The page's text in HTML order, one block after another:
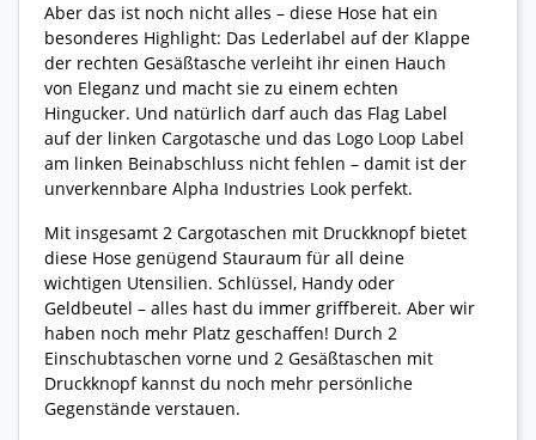
Aber das ist noch nicht alles – diese Hose hat ein
besonderes Highlight: Das Lederlabel auf der Klappe
der rechten Gesäßtasche verleiht ihr einen Hauch
von Eleganz und macht sie zu einem echten
Hingucker. Und natürlich darf auch das Flag Label
auf der linken Cargotasche und das Logo Loop Label
am linken Beinabschluss nicht fehlen – damit ist der
unverkennbare Alpha Industries Look perfekt.
Mit insgesamt 2 Cargotaschen mit Druckknopf bietet
diese Hose genügend Stauraum für all deine
wichtigen Utensilien. Schlüssel, Handy oder
Geldbeutel – alles hast du immer griffbereit. Aber wir
haben noch mehr Platz geschaffen! Durch 2
Einschubtaschen vorne und 2 Gesäßtaschen mit
Druckknopf kannst du noch mehr persönliche
Gegenstände verstauen.